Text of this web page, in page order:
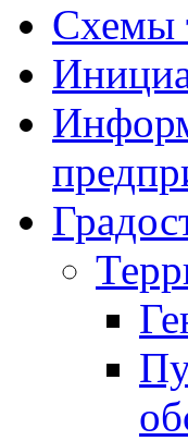
Схемы